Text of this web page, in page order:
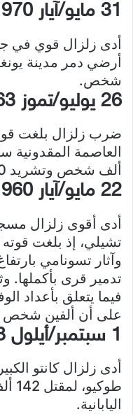
31 مايو/آيار 1970
أدى زلزال قوي في
شخص.
26 يوليو/تموز 1963
العاصمة
ألف شخص وتشريد 100 ألف آخرين.
22 مايو/آيار 1960
أدى أقوى زلزال
وآثار تسونامي
تدمير قرى بأكملها.
فيما يتعلق بأعداد
على أن ألفين شخص
1 سبتمبر/أيلول 1923
أدى زلزال كانتو
اليابانية.